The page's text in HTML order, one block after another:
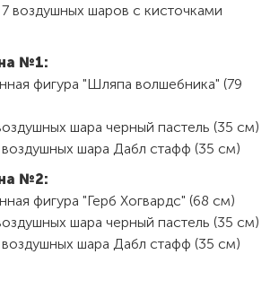
воздушных шаров с кисточками
№1:
фигура "Шляпа волшебника" (79
шара черный пастель (35 см)
шара Дабл стафф (35 см)
№2:
фигура "Герб Хогвардс" (68 см)
шара черный пастель (35 см)
шара Дабл стафф (35 см)